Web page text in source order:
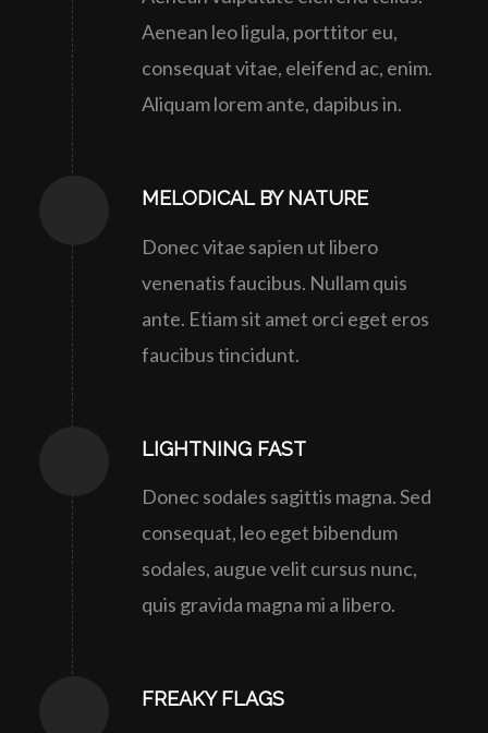
Aenean leo ligula, porttitor eu,
consequat vitae, eleifend ac, enim.
Aliquam lorem ante, dapibus in.
MELODICAL BY NATURE
Donec vitae sapien ut libero
venenatis faucibus. Nullam quis
ante. Etiam sit amet orci eget eros
faucibus tincidunt.
LIGHTNING FAST
Donec sodales sagittis magna. Sed
consequat, leo eget bibendum
sodales, augue velit cursus nunc,
quis gravida magna mi a libero.
FREAKY FLAGS